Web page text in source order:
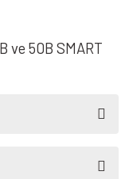
ve 50B SMART